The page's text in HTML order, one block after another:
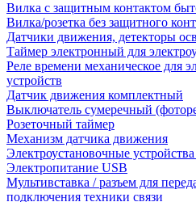
Вилка с защитным контактом
Вилка/розетка без защитного
Датчики движения, детекторы
Таймер электронный для
Реле времени механическое для
устройств
Датчик движения комплектный
Выключатель сумеречный
Розеточный таймер
Механизм датчика движения
Электроустановочные
Электропитание USB
Мультивставка / разъем для
подключения техники связи